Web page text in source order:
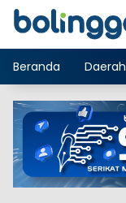
Langsung
Beranda
Daerah